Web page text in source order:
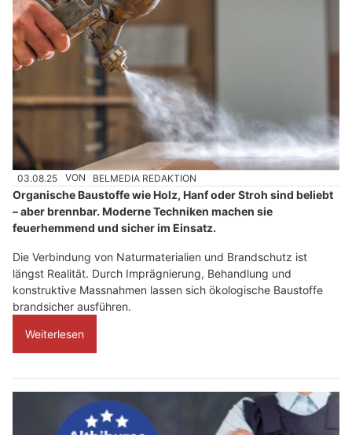
03.08.25 VON BELMEDIA REDAKTION
Organische Baustoffe wie Holz, Hanf oder Stroh sind beliebt
– aber brennbar. Moderne Techniken machen sie
feuerhemmend und sicher im Einsatz.
Die Verbindung von Naturmaterialien und Brandschutz ist
längst Realität. Durch Imprägnierung, Behandlung und
konstruktive Massnahmen lassen sich ökologische Baustoffe
brandsicher ausführen.
Weiterlesen